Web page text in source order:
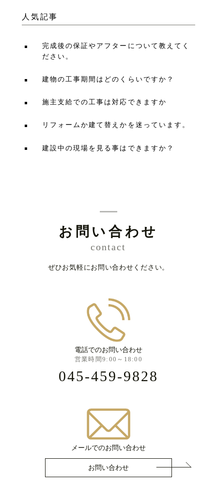
人気記事
完成後の保証やアフターについて教えてく
ださい。
建物の工事期間はどのくらいですか？
施主支給での工事は対応できますか
リフォームか建て替えかを迷っています。
建設中の現場を見る事はできますか？
お問い合わせ
contact
ぜひお気軽にお問い合わせください。
電話でのお問い合わせ
営業時間9:00～18:00
045-459-9828
メールでのお問い合わせ
お問い合わせ